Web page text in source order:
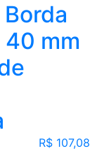
40 mm
R$ 107,08